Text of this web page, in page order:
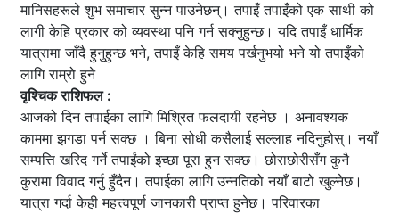
मानिसहरूले शुभ समाचार सुन्न पाउनेछन्। तपाइँ तपाइँको एक साथी को
लागी केहि प्रकार को व्यवस्था पनि गर्न सक्नुहुन्छ। यदि तपाइँ धार्मिक
यात्रामा जाँदै हुनुहुन्छ भने, तपाइँ केहि समय पर्खनुभयो भने यो तपाइँको
लागि राम्रो हुने
वृश्चिक राशिफल :
आजको दिन तपाईका लागि मिश्रित फलदायी रहनेछ । अनावश्यक
काममा झगडा पर्न सक्छ । बिना सोधी कसैलाई सल्लाह नदिनुहोस्। नयाँ
सम्पत्ति खरिद गर्ने तपाईंको इच्छा पूरा हुन सक्छ। छोराछोरीसँग कुनै
कुरामा विवाद गर्नु हुँदैन। तपाईका लागि उन्नतिको नयाँ बाटो खुल्नेछ।
यात्रा गर्दा केही महत्त्वपूर्ण जानकारी प्राप्त हुनेछ। परिवारका